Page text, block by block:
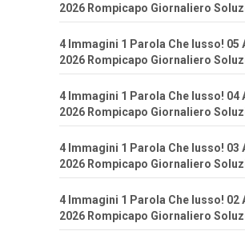
2026 Rompicapo Giornaliero
4 Immagini 1 Parola Che lusso! 05
2026 Rompicapo Giornaliero
4 Immagini 1 Parola Che lusso! 04
2026 Rompicapo Giornaliero
4 Immagini 1 Parola Che lusso! 03
2026 Rompicapo Giornaliero
4 Immagini 1 Parola Che lusso! 02
2026 Rompicapo Giornaliero